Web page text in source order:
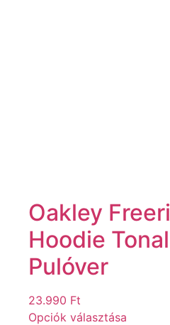
Oakley
Hoodie
Pulóver
23.990 Ft
Opciók választása